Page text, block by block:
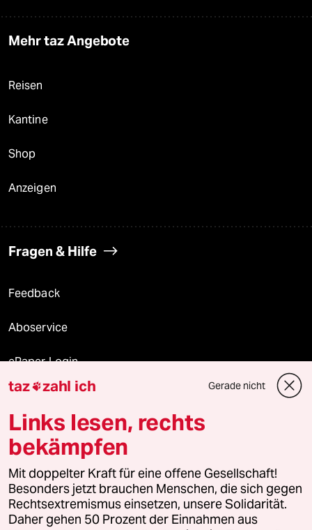
Mehr taz Angebote
Reisen
Kantine
Shop
Anzeigen
Fragen & Hilfe
Feedback
Aboservice
ePaper Login
Downloads für Abonnierende
© 2026 taz Verlags und Vertriebs GmbH
Alle Rechte vorbehalten. Bei rechtlichen Fragen oder für Genehmigungen
wenden Sie sich bitte an
lizenzen@taz.de
Feedback Redaktionsstatut Kommune-Richtlinien
taz zahl ich Gerade nicht
Links lesen, rechts
bekämpfen
Mit doppelter Kraft für eine offene Gesellschaft!
Besonders jetzt brauchen Menschen, die sich gegen
Rechtsextremismus einsetzen, unsere Solidarität.
Daher gehen 50 Prozent der Einnahmen aus